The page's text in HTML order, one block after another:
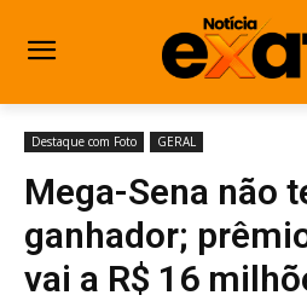
Destaque com Foto GERAL
Mega-Sena não
ganhador;
vai a R$ 16